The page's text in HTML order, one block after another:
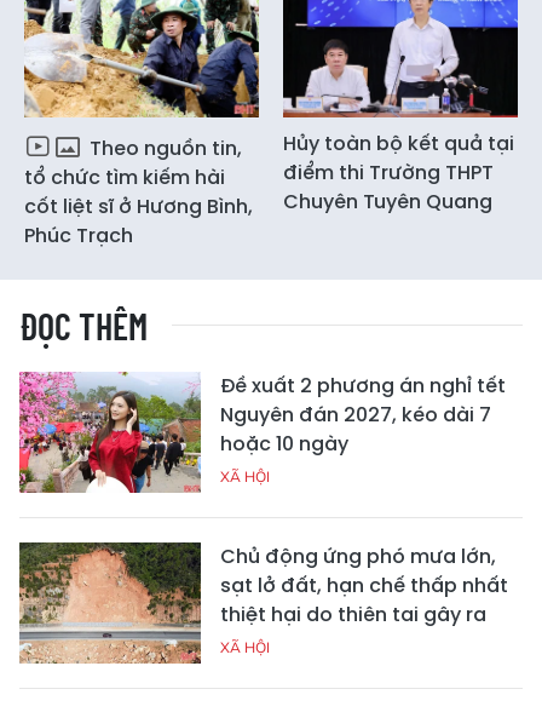
Theo nguồn tin,
tổ chức tìm kiếm hài
cốt liệt sĩ ở Hương Bình,
Phúc Trạch
Hủy toàn bộ kết quả tại
điểm thi Trường THPT
Chuyên Tuyên Quang
ĐỌC THÊM
Đề xuất 2 phương án nghỉ tết
Nguyên đán 2027, kéo dài 7
hoặc 10 ngày
XÃ HỘI
Chủ động ứng phó mưa lớn,
sạt lở đất, hạn chế thấp nhất
thiệt hại do thiên tai gây ra
XÃ HỘI